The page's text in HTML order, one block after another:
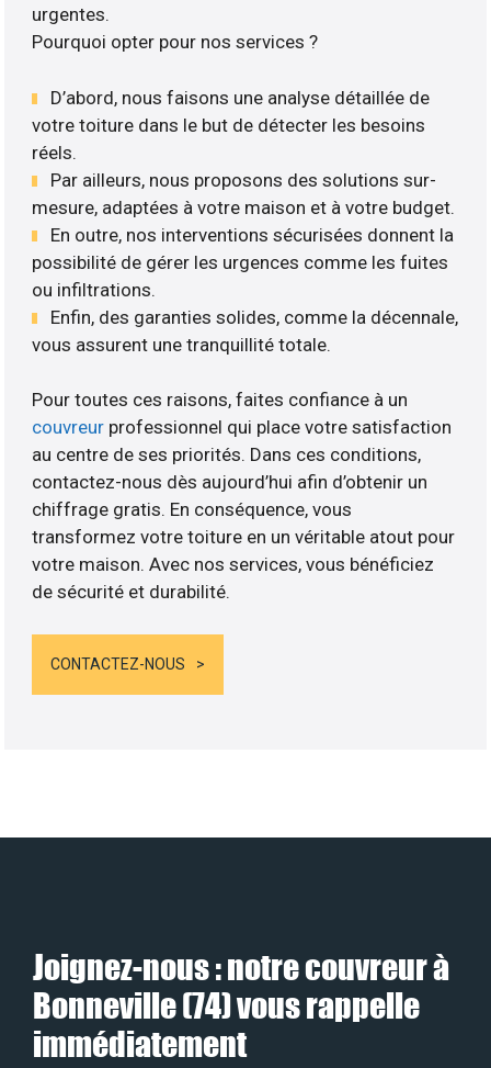
urgentes.
Pourquoi opter pour nos services ?
D’abord, nous faisons une analyse détaillée de
votre toiture dans le but de détecter les besoins
réels.
Par ailleurs, nous proposons des solutions sur-
mesure, adaptées à votre maison et à votre budget.
En outre, nos interventions sécurisées donnent la
possibilité de gérer les urgences comme les fuites
ou infiltrations.
Enfin, des garanties solides, comme la décennale,
vous assurent une tranquillité totale.
Pour toutes ces raisons, faites confiance à un
couvreur professionnel qui place votre satisfaction
au centre de ses priorités. Dans ces conditions,
contactez-nous dès aujourd’hui afin d’obtenir un
chiffrage gratis. En conséquence, vous
transformez votre toiture en un véritable atout pour
votre maison. Avec nos services, vous bénéficiez
de sécurité et durabilité.
CONTACTEZ-NOUS
Joignez-nous : notre couvreur à
Bonneville (74) vous rappelle
immédiatement